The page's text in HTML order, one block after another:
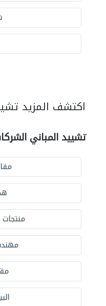
اكتشف المزيد
تشييد المباني
منتجات